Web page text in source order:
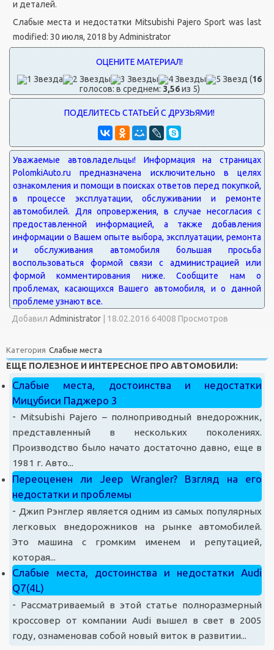
и деталей.
Слабые места и недостатки Mitsubishi Pajero Sport was last
modified: 30 июля, 2018 byAdministrator
(16
голосов: в среднем: 3,56из 5)
Добавил Administrator 18.02.2016 64008 Просмотров
Категория Слабые места
ЕЩЕ ПОЛЕЗНОЕ И ИНТЕРЕСНОЕ ПРО АВТОМОБИЛИ:
Слабые места, достоинства и недостатки
Мицубиси Паджеро 3
- Mitsubishi Pajero – полноприводный внедорожник,
представленный в нескольких поколениях.
Производство было начато достаточно давно, еще в
1981 г. Авто...
Переоценен ли Jeep Wrangler? Взгляд на его
недостатки и проблемы
- Джип Рэнглер является одним из самых популярных
легковых внедорожников на рынке автомобилей.
Это машина с громким именем и репутацией,
которая...
Слабые места, достоинства и недостатки Audi
Q7(4L)
- Рассматриваемый в этой статье полноразмерный
кроссовер от компании Audi вышел в свет в 2005
году, ознаменовав собой новый виток в развитии...